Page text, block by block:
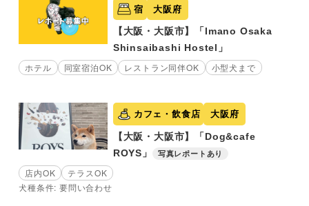
宿 大阪府
【大阪・大阪市】「Imano Osaka
Shinsaibashi Hostel」
ホテル 同室宿泊OK レストラン同伴OK 小型犬まで
カフェ・飲食店 大阪府
【大阪・大阪市】「Dog&cafe
ROYS」
写真レポートあり
店内OK
テラスOK
犬種条件: 要問い合わせ